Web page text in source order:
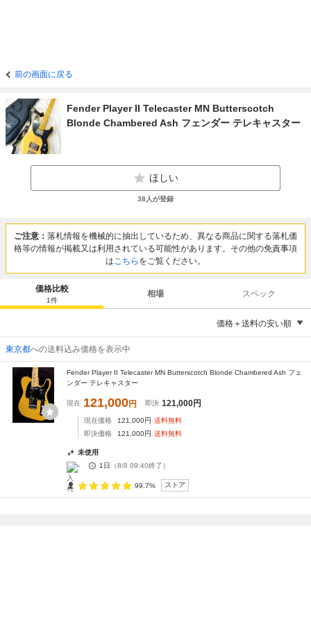
前の画面に戻る
Fender Player II Telecaster MN Butterscotch
Blonde Chambered Ash フェンダー テレキャスター
ほしい
38人が登録
ご注意： 落札情報を機械的に抽出しているため、異なる商品に関する落札価
格等の情報が掲載又は利用されている可能性があります。その他の免責事項
はこちら をご覧ください。
価格比較
1件
相場 スペック
価格＋送料の安い順
東京都への送料込み価格を表示中
Fender Player II Telecaster MN Butterscotch Blonde Chambered Ash フェ
ンダー テレキャスター
現在 121,000円 即決 121,000円
現在価格 121,000円 送料無料
即決価格
121,000円 送料無料
未使用
-
1日 （8/8 09:40終了）
99.7% ストア